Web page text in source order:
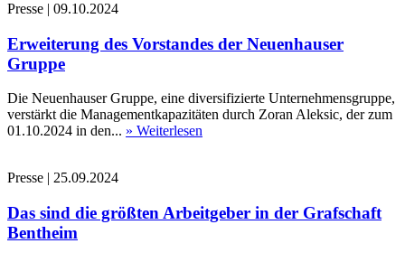
Presse | 09.10.2024
Erweiterung des Vorstandes der Neuenhauser
Gruppe
Die Neuenhauser Gruppe, eine diversifizierte Unternehmensgruppe,
verstärkt die Managementkapazitäten durch Zoran Aleksic, der zum
01.10.2024 in den... » Weiterlesen
Presse | 25.09.2024
Das sind die größten Arbeitgeber in der Grafschaft
Bentheim